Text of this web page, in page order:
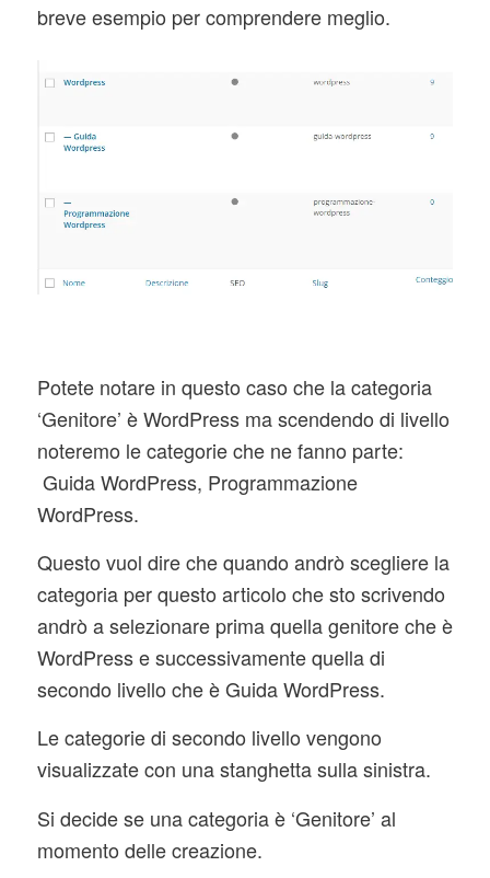
breve esempio per comprendere meglio.
Potete notare in questo caso che la categoria
‘Genitore’ è WordPress ma scendendo di livello
noteremo le categorie che ne fanno parte:
Guida WordPress, Programmazione
WordPress.
Questo vuol dire che quando andrò scegliere la
categoria per questo articolo che sto scrivendo
andrò a selezionare prima quella genitore che è
WordPress e successivamente quella di
secondo livello che è Guida WordPress.
Le categorie di secondo livello vengono
visualizzate con una stanghetta sulla sinistra.
Si decide se una categoria è ‘Genitore’ al
momento delle creazione.